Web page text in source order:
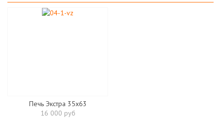
Печь Экстра 35х63
16 000 руб